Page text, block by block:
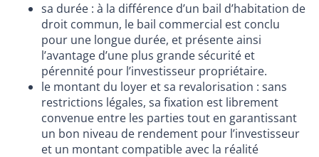
sa durée : à la différence d’un bail d’habitation de
droit commun, le bail commercial est conclu
pour une longue durée, et présente ainsi
l’avantage d’une plus grande sécurité et
pérennité pour l’investisseur propriétaire.
le montant du loyer et sa revalorisation : sans
restrictions légales, sa fixation est librement
convenue entre les parties tout en garantissant
un bon niveau de rendement pour l’investisseur
et un montant compatible avec la réalité